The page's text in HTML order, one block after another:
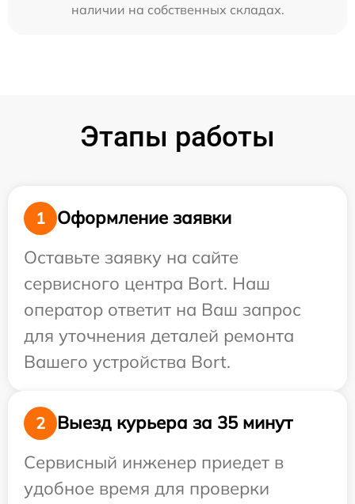
наличии на собственных складах.
Этапы работы
1
Оформление заявки
Оставьте заявку на сайте
сервисного центра Bort. Наш
оператор ответит на Ваш запрос
для уточнения деталей ремонта
Вашего устройства Bort.
2
Выезд курьера за 35 минут
Сервисный инженер приедет в
удобное время для проверки